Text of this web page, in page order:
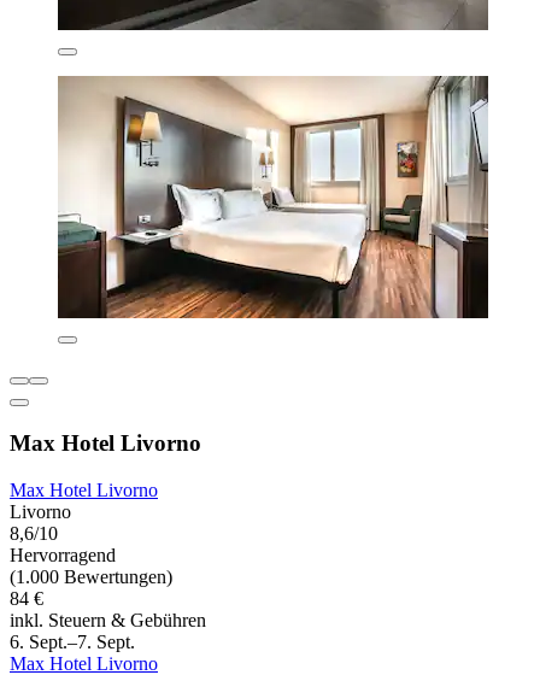
Max Hotel Livorno
Max Hotel Livorno
Livorno
8,6/10
Hervorragend
(1.000 Bewertungen)
84 €
inkl. Steuern & Gebühren
6. Sept.–7. Sept.
Max Hotel Livorno